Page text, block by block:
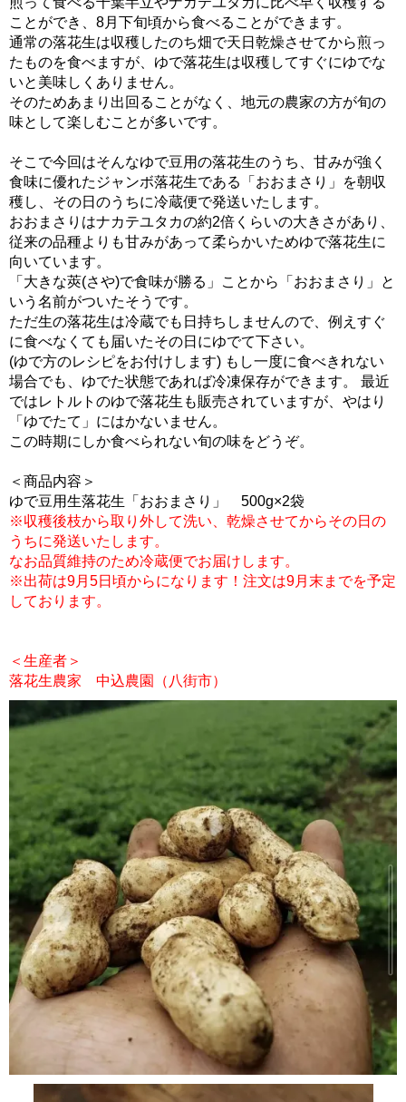
ことができ、8月下旬頃から食べることができます。
通常の落花生は収穫したのち畑で天日乾燥させてから煎っ
たものを食べますが、ゆで落花生は収穫してすぐにゆでな
いと美味しくありません。
そのためあまり出回ることがなく、地元の農家の方が旬の
味として楽しむことが多いです。
そこで今回はそんなゆで豆用の落花生のうち、甘みが強く
食味に優れたジャンボ落花生である「おおまさり」を朝収
穫し、その日のうちに冷蔵便で発送いたします。
おおまさりはナカテユタカの約2倍くらいの大きさがあり、
従来の品種よりも甘みがあって柔らかいためゆで落花生に
向いています。
「大きな莢(さや)で食味が勝る」ことから「おおまさり」と
いう名前がついたそうです。
ただ生の落花生は冷蔵でも日持ちしませんので、例えすぐ
に食べなくても届いたその日にゆでて下さい。
(ゆで方のレシピをお付けします) もし一度に食べきれない
場合でも、ゆでた状態であれば冷凍保存ができます。 最近
ではレトルトのゆで落花生も販売されていますが、やはり
「ゆでたて」にはかないません。
この時期にしか食べられない旬の味をどうぞ。
＜商品内容＞
ゆで豆用生落花生「おおまさり」 500g×2袋
※収穫後枝から取り外して洗い、乾燥させてからその日の
うちに発送いたします。
なお品質維持のため冷蔵便でお届けします。
※出荷は9月5日頃からになります！注文は9月末までを予定
しております。
＜生産者＞
落花生農家 中込農園（八街市）